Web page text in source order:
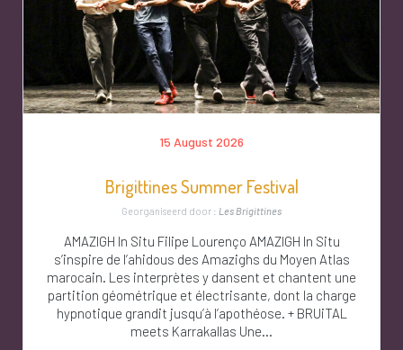
15 August 2026
Brigittines Summer Festival
Georganiseerd door : Les Brigittines
AMAZIGH In Situ Filipe Lourenço AMAZIGH In Situ
s’inspire de l’ahidous des Amazighs du Moyen Atlas
marocain. Les interprètes y dansent et chantent une
partition géométrique et électrisante, dont la charge
hypnotique grandit jusqu’à l’apothéose. + BRUiTAL
meets Karrakallas Une...